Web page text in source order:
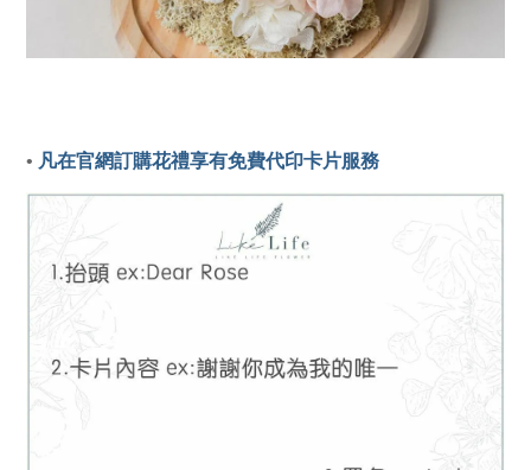
• 凡在官網訂購花禮享有免費代印卡片服務